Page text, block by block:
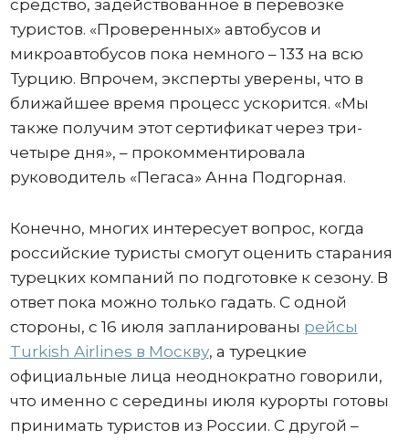
средство, задействованное в перевозке
туристов. «Проверенных» автобусов и
микроавтобусов пока немного – 133 на всю
Турцию. Впрочем, эксперты уверены, что в
ближайшее время процесс ускорится. «Мы
также получим этот сертификат через три-
четыре дня», – прокомментировала
руководитель «Пегаса» Анна Подгорная.
Конечно, многих интересует вопрос, когда
российские туристы смогут оценить старания
турецких компаний по подготовке к сезону. В
ответ пока можно только гадать. С одной
стороны, с 16 июля запланированы рейсы
Turkish Airlines в Москву, а турецкие
официальные лица неоднократно говорили,
что именно с середины июля курорты готовы
принимать туристов из России. С другой –